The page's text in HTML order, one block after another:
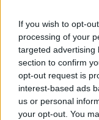
If you wish to opt-
processing of your
targeted advertising
section to confirm
opt-out request is
interest-based ads
us or personal
your opt-out. You
KOMMENTARE
Hinterlasse
Wir freuen uns auf